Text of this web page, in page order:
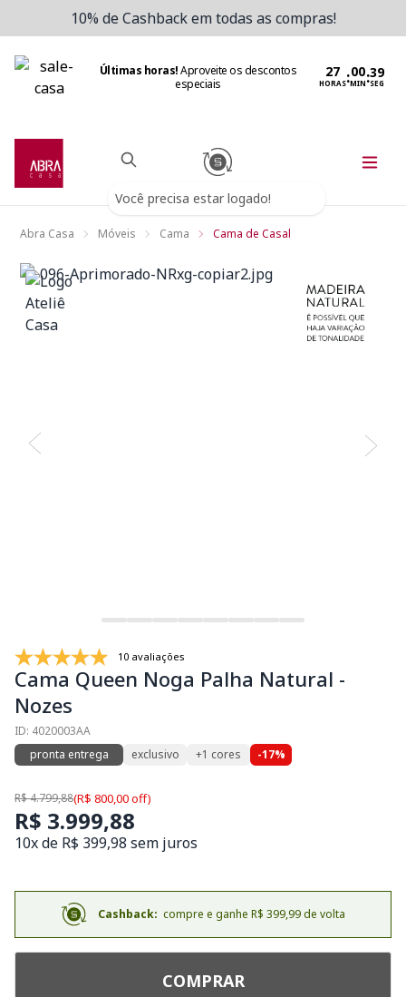
10% de Cashback em todas as compras!
Últimas horas!Aproveite os descontos
especiais
HORAS:MIN:SEG
Você precisa estar logado!
Abra Casa Móveis Cama Cama de Casal
10 avaliações
Cama Queen Noga Palha Natural -
Nozes
ID: 4020003AA
pronta entrega
exclusivo +1 cores -17%
R$ 4.799,88(R$ 800,00 off)
R$ 3.999,88
10x de R$ 399,98 sem juros
Cashback: compre e ganhe R$ 399,99 de volta
COMPRAR